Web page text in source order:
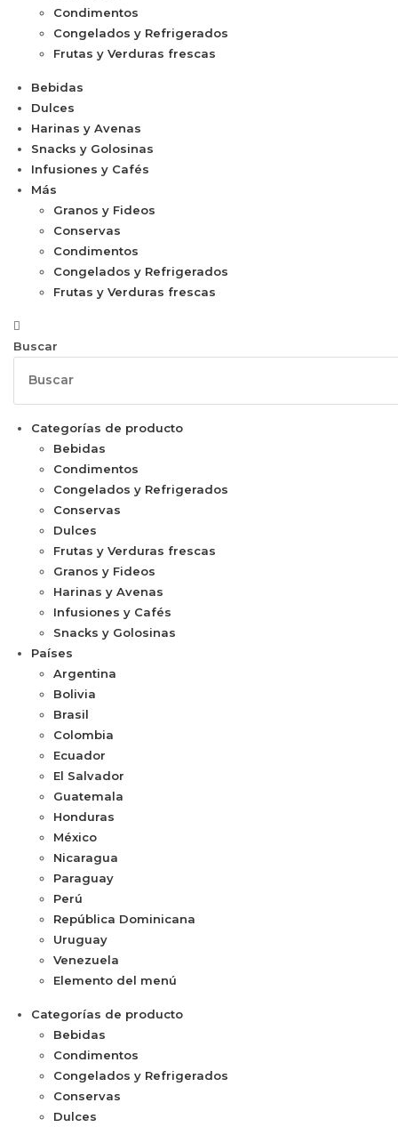
Condimentos
Congelados y Refrigerados
Frutas y Verduras frescas
Bebidas
Dulces
Harinas y Avenas
Snacks y Golosinas
Infusiones y Cafés
Más
Granos y Fideos
Conservas
Condimentos
Congelados y Refrigerados
Frutas y Verduras frescas
Buscar
Categorías de producto
Bebidas
Condimentos
Congelados y Refrigerados
Conservas
Dulces
Frutas y Verduras frescas
Granos y Fideos
Harinas y Avenas
Infusiones y Cafés
Snacks y Golosinas
Países
Argentina
Bolivia
Brasil
Colombia
Ecuador
El Salvador
Guatemala
Honduras
México
Nicaragua
Paraguay
Perú
República Dominicana
Uruguay
Venezuela
Elemento del menú
Categorías de producto
Bebidas
Condimentos
Congelados y Refrigerados
Conservas
Dulces